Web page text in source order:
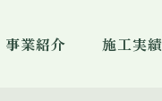
事業紹介 施工実績